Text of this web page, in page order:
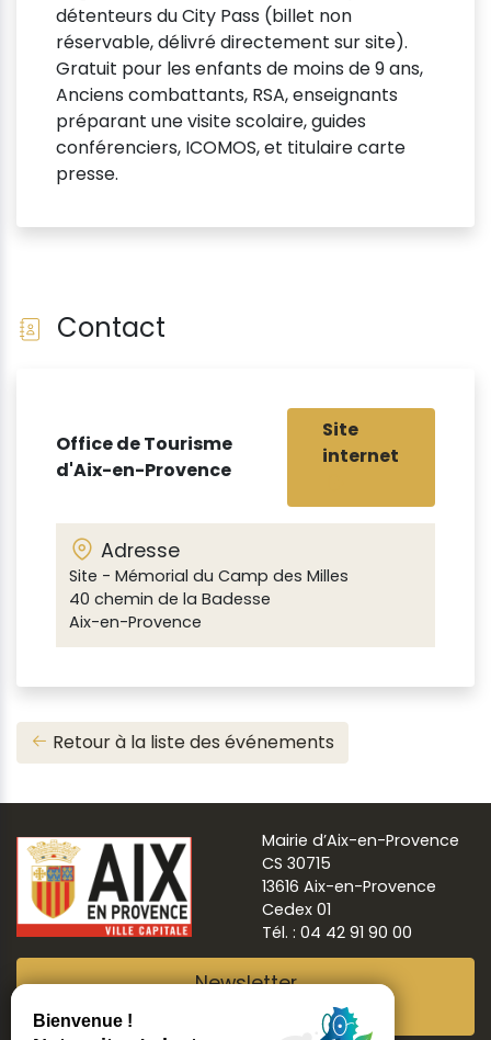
détenteurs du City Pass (billet non
réservable, délivré directement sur site).
Gratuit pour les enfants de moins de 9 ans,
Anciens combattants, RSA, enseignants
préparant une visite scolaire, guides
conférenciers, ICOMOS, et titulaire carte
presse.
Contact
Office de Tourisme
d'Aix-en-Provence
Site
internet
Adresse
Site - Mémorial du Camp des Milles
40 chemin de la Badesse
Aix-en-Provence
Retour à la liste des événements
Mairie d’Aix-en-Provence
CS 30715
13616 Aix-en-Provence
Cedex 01
Tél. : 04 42 91 90 00
Newsletter